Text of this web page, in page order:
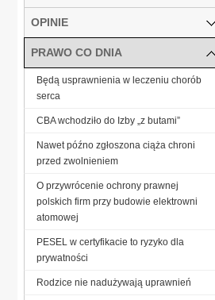
OPINIE
PRAWO CO DNIA
Będą usprawnienia w leczeniu chorób
serca
CBA wchodziło do Izby „z butami”
Nawet późno zgłoszona ciąża chroni
przed zwolnieniem
O przywrócenie ochrony prawnej
polskich firm przy budowie elektrowni
atomowej
PESEL w certyfikacie to ryzyko dla
prywatności
Rodzice nie nadużywają uprawnień